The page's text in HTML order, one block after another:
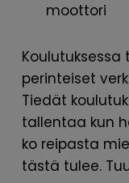
moottori
Koulutuksessa
perinteiset
Tiedät
tallentaa kun
ko reipasta
tästä tulee.